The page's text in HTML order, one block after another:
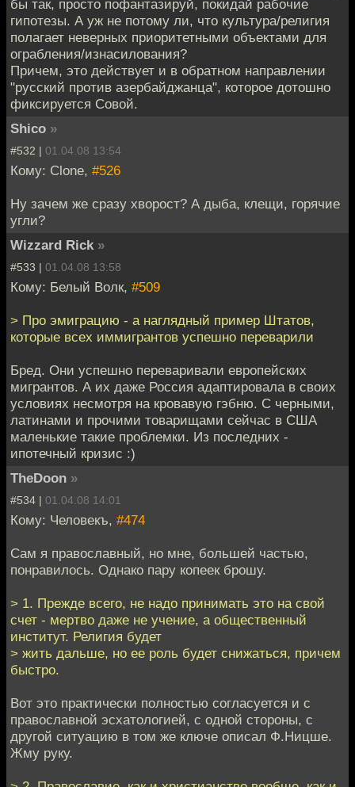
бы так, просто пофантазируй, покидай рабочие
гипотезы. А уж не потому ли, что культура/религия
полагает неверных приоритетными объектами для
ограбления/изнасилования?
Причем, это действует и в обратном направлении
"русский против азербайджанца", которое дотошно
фиксируется Совой.
Shico »
#532 | 01.04.08 13:54
Кому: Clone, #526
Ну зачем же сразу хворост? А дыба, клещи, горячие
угли?
Wizzard Rick »
#533 | 01.04.08 13:58
Кому: Белый Волк, #509
> Про эмиграцию - а наглядный пример Штатов,
которые всех иммигрантов успешно переварили
Бред. Они успешно переваривали европейских
мигрантов. А их даже Россия адаптировала в своих
условиях несмотря на кровавую гэбню. С черными,
латинами и прочими товарищами сейчас в США
маленькие такие проблемки. Из последних -
ипотечный кризис :)
TheDoon »
#534 | 01.04.08 14:01
Кому: Человекъ, #474
Сам я православный, но мне, большей частью,
понравилось. Однако пару копеек брошу.
> 1. Прежде всего, не надо принимать это на свой
счет - мертво даже не учение, а общественный
институт. Религия будет
> жить дальше, но ее роль будет снижаться, причем
быстро.
Вот это практически полностью согласуется и с
православной эсхатологией, с одной стороны, с
другой ситуацию в том же ключе описал Ф.Ницше.
Жму руку.